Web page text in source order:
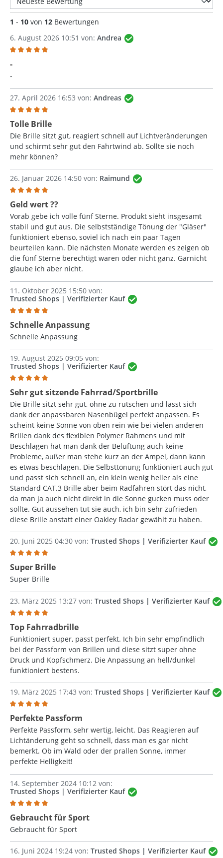
1 - 10 von 12 Bewertungen
6. August 2026 10:51 von: Andrea
-
-
27. April 2026 16:53 von: Andreas
Bewertung mit 5 von 5 Sternen
Tolle Brille
Die Brille sitzt gut, reagiert schnell auf Lichtveränderungen
und schirmt sehr gut den Fahrtwind ab. Sollte sie noch
mehr können?
26. Januar 2026 14:50 von: Raimund
Bewertung mit 5 von 5 Sternen
Geld wert ??
Vorab gebe ich volle fünf Sterne. Produkt sieht insgesamt
stabil und gut aus. Die selbstständige Tönung der "Gläser"
funktioniert ebenso, soviel ich nach ein paar Tagen
beurteilen kann. Die nächsten Monate werden es zeigen ob
die fünf Sterne berechtigt waren oder nicht ganz. Garnicht
glaube ich aber nicht.
11. Oktober 2025 15:50 von:
Trusted Shops | Verifizierter Kauf
Bewertung mit 5 von 5 Sternen
Schnelle Anpassung
Schnelle Anpassung
19. August 2025 09:05 von:
Trusted Shops | Verifizierter Kauf
Bewertung mit 5 von 5 Sternen
Sehr gut sitzende Fahrrad/Sportbrille
Die Brille sitzt sehr gut, ohne zu rutschen und lässt sich
dank der anpassbaren Nasenbügel perfekt anpassen. Es
scheint keine Sonne von oben rein wie bei vielen anderen
Brillen dank des flexiblen Polymer Rahmens und mit
Beschlagen hat man dank der Belüftung auch keine
Probleme, außer man stehe kurz an der Ampel, dann kann
es etwas beschlagen. Die Selbsttönung funktioniert auch gut
und passt sich schnell an, ein klein wenig heller als eine
Standard CAT.3 Brille aber beim Radfahren stört das nicht,
da man ja auch nicht direkt in die Sonne gucken muss oder
sollte. Gut aussehen tut sie auch, ich bin sehr zufrieden
diese Brille anstatt einer Oakley Radar gewählt zu haben.
20. Juni 2025 04:30 von: Trusted Shops | Verifizierter Kauf
Bewertung mit 5 von 5 Sternen
Super Brille
Super Brille
23. März 2025 13:27 von: Trusted Shops | Verifizierter Kauf
Bewertung mit 5 von 5 Sternen
Top Fahrradbrille
Funktioniert super, passt perfekt. Ich bin sehr empfindlich
bei der Passform von Brillen und diese sitzt super ohne
Druck und Kopfschmerz. Die Anpassung an hell/dunkel
funktioniert bestens.
19. März 2025 17:43 von: Trusted Shops | Verifizierter Kauf
Bewertung mit 5 von 5 Sternen
Perfekte Passform
Perfekte Passform, sehr wertig, leicht. Das Reagieren auf
Lichtänderung geht so schnell, dass man es gar nicht
bemerkt. Ob im Wald oder der prallen Sonne, immer
perfekte Helligkeit!
14. September 2024 10:12 von:
Trusted Shops | Verifizierter Kauf
Bewertung mit 5 von 5 Sternen
Gebraucht für Sport
Gebraucht für Sport
16. Juni 2024 19:24 von: Trusted Shops | Verifizierter Kauf